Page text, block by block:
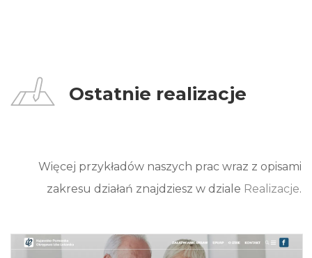
Ostatnie realizacje
Więcej przykładów naszych prac wraz z opisami
zakresu działań znajdziesz w dziale Realizacje.